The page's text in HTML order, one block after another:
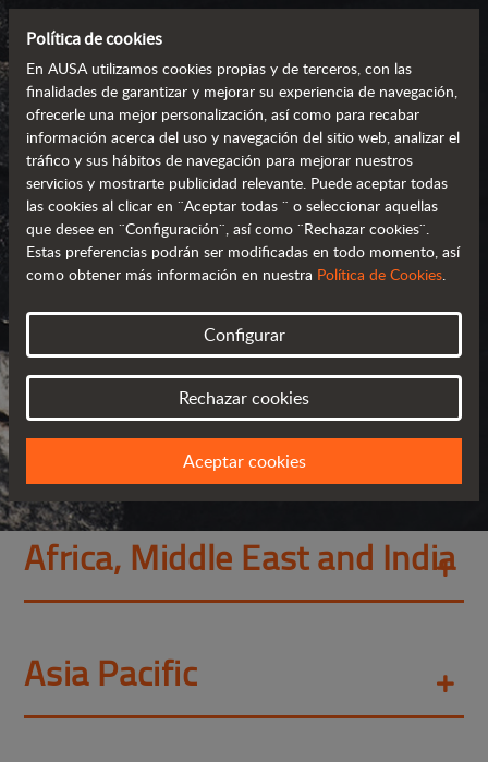
AUSA EN EL MUNDO
SELECCIONA TU PAÍS O REGIÓN
Africa, Middle East and India
Asia Pacific
Política de cookies
En AUSA utilizamos cookies propias y de terceros, con las
finalidades de garantizar y mejorar su experiencia de navegación,
ofrecerle una mejor personalización, así como para recabar
información acerca del uso y navegación del sitio web, analizar el
tráfico y sus hábitos de navegación para mejorar nuestros
servicios y mostrarte publicidad relevante. Puede aceptar todas
las cookies al clicar en ¨Aceptar todas ¨ o seleccionar aquellas
que desee en ¨Configuración¨, así como ¨Rechazar cookies¨.
Estas preferencias podrán ser modificadas en todo momento, así
como obtener más información en nuestra Política de Cookies.
Configurar
Rechazar cookies
Aceptar cookies